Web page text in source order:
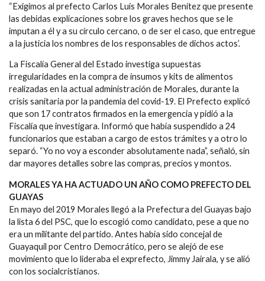
“Exigimos al prefecto Carlos Luis Morales Benítez que presente
las debidas explicaciones sobre los graves hechos que se le
imputan a él y a su círculo cercano, o de ser el caso, que entregue
a la justicia los nombres de los responsables de dichos actos’.
La Fiscalía General del Estado investiga supuestas
irregularidades en la compra de insumos y kits de alimentos
realizadas en la actual administración de Morales, durante la
crisis sanitaria por la pandemia del covid-19. El Prefecto explicó
que son 17 contratos firmados en la emergencia y pidió a la
Fiscalía que investigara. Informó que había suspendido a 24
funcionarios que estaban a cargo de estos trámites y a otro lo
separó. “Yo no voy a esconder absolutamente nada”, señaló, sin
dar mayores detalles sobre las compras, precios y montos.
MORALES YA HA ACTUADO UN AÑO COMO PREFECTO DEL
GUAYAS
En mayo del 2019 Morales llegó a la Prefectura del Guayas bajo
la lista 6 del PSC, que lo escogió como candidato, pese a que no
era un militante del partido. Antes había sido concejal de
Guayaquil por Centro Democrático, pero se alejó de ese
movimiento que lo lideraba el exprefecto, Jimmy Jairala, y se alió
con los socialcristianos.